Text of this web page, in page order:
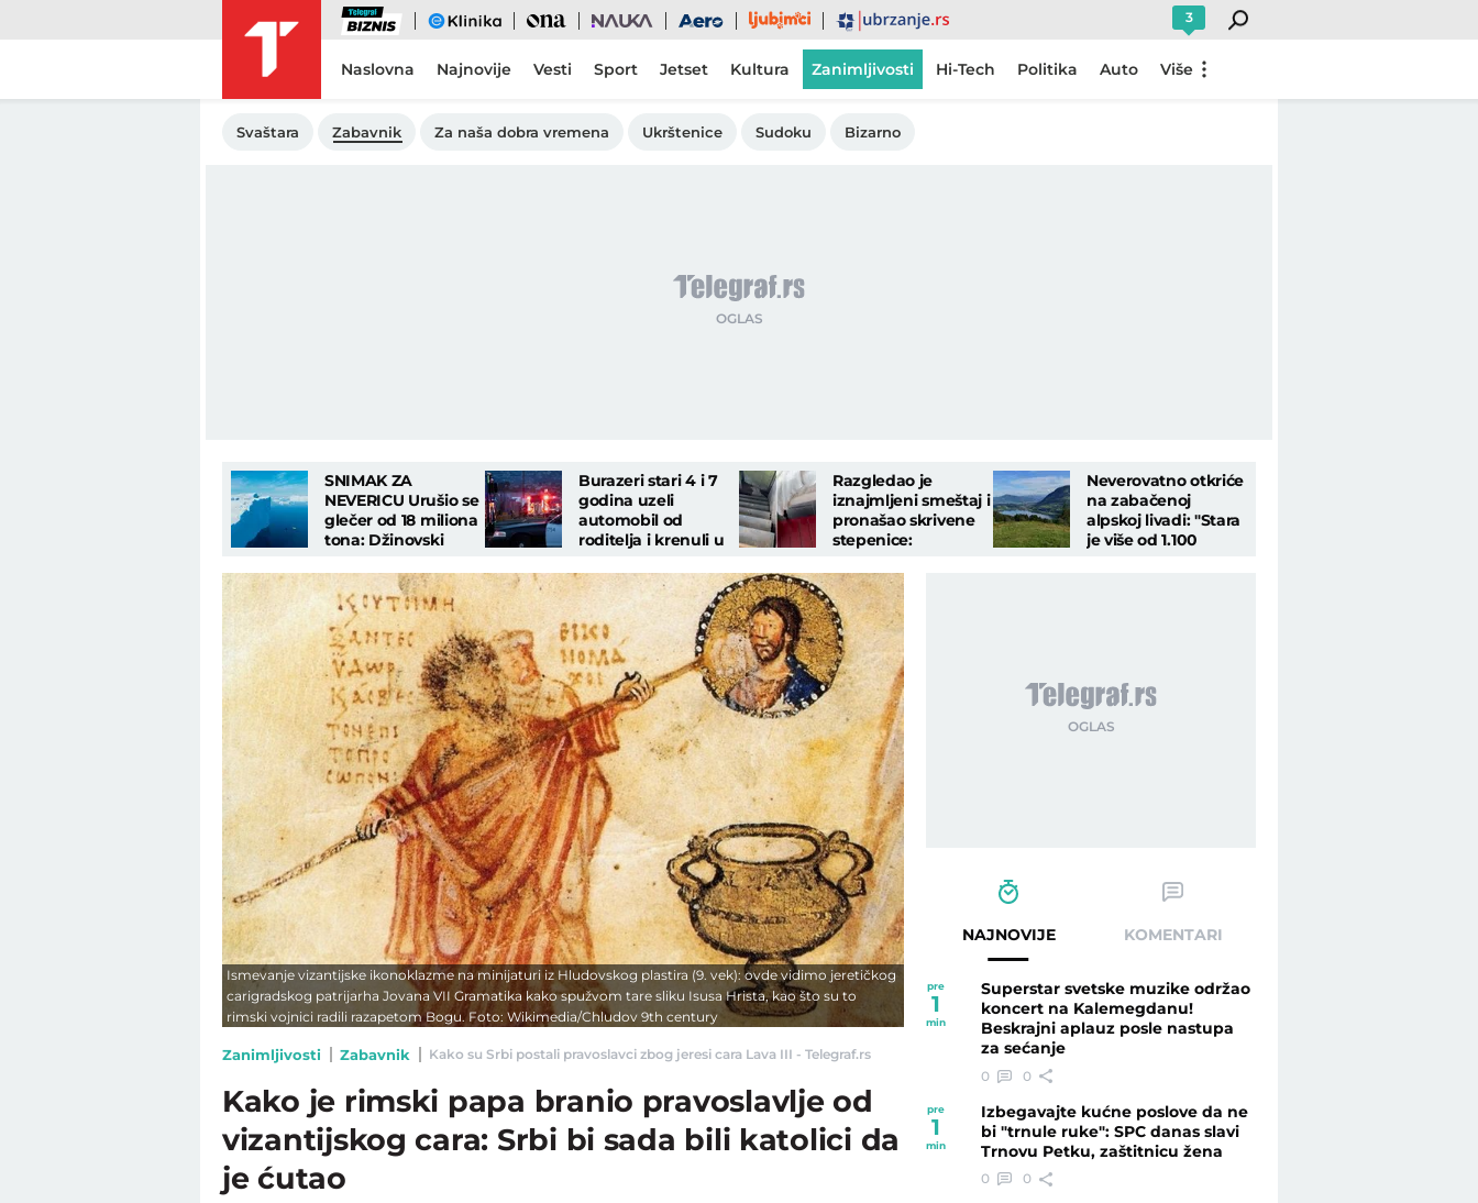
Biznis eKlinika Ona Nauka Aero Ljubimci Ubrzanje 3
Naslovna Najnovije Vesti Sport Jetset Kultura Zanimljivosti Hi-Tech Politika Auto Više
Svaštara Zabavnik Za naša dobra vremena Ukrštenice Sudoku Bizarno
SNIMAK ZA
NEVERICU Urušio se
glečer od 18 miliona
tona: Džinovski
istraživački brod
Burazeri stari 4 i 7
godina uzeli
automobil od
roditelja i krenuli u
dobro završilo
Razgledao je
iznajmljeni smeštaj i
pronašao skrivene
stepenice:
usledio je još veći
šok
Neverovatno otkriće
na zabačenoj
alpskoj livadi: "Stara
je više od 1.100
Ismevanje vizantijske ikonoklazme na minijaturi iz Hludovskog plastira (9. vek): ovde vidimo jeretičkog
carigradskog patrijarha Jovana VII Gramatika kako spužvom tare sliku Isusa Hrista, kao što su to
rimski vojnici radili razapetom Bogu. Foto: Wikimedia/Chludov 9th century
Zanimljivosti Zabavnik Kako su Srbi postali pravoslavci zbog jeresi cara Lava III - Telegraf.rs
Kako je rimski papa branio pravoslavlje od
vizantijskog cara: Srbi bi sada bili katolici da
je ćutao
NAJNOVIJE KOMENTARI
pre
1
min
Superstar svetske muzike održao
koncert na Kalemegdanu!
Beskrajni aplauz posle nastupa
za sećanje
0 0
pre
1
min
Izbegavajte kućne poslove da ne
bi "trnule ruke": SPC danas slavi
Trnovu Petku, zaštitnicu žena
0 0